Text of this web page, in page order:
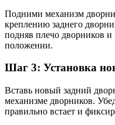
Подними механизм
креплению заднего
подняв плечо дворников и
положении.
Шаг 3: Установка
Вставь новый задний
механизме дворников.
правильно встает и